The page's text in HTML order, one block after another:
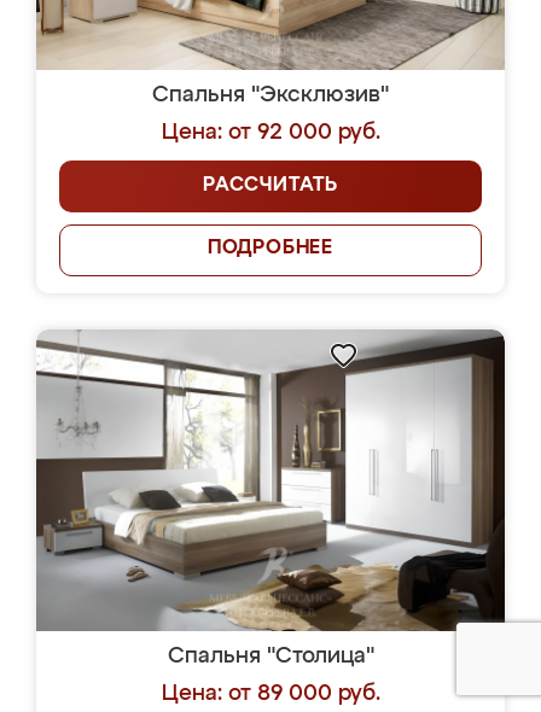
Спальня "Эксклюзив"
Цена: от 92 000 руб.
РАССЧИТАТЬ
ПОДРОБНЕЕ
Спальня "Столица"
Цена: от 89 000 руб.